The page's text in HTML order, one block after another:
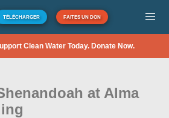
TÉLÉCHARGER FAITES UN DON
Clean Water Today. Donate Now.
at Alma